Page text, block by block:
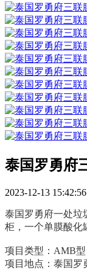
泰国罗勇府
2023-12-13 15:42:56
泰国罗勇府一处垃
柜，一个单膜酸化
项目类型：AMB
项目地点：泰国罗